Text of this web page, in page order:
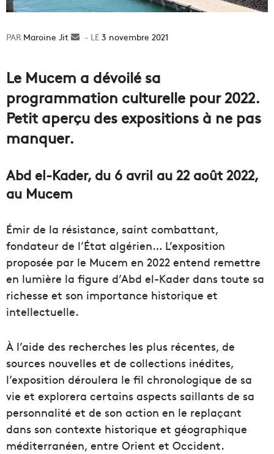
Maroine Jit
Envoyer3 novembre 2021
Le Mucem a dévoilé sa
programmation culturelle pour 2022.
Petit aperçu des expositions à ne pas
manquer.
Abd el-Kader, du 6 avril au 22 août 2022,
au Mucem
Émir de la résistance, saint combattant,
fondateur de l’État algérien… L’exposition
proposée par le Mucem en 2022 entend remettre
en lumière la figure d’Abd el-Kader dans toute sa
richesse et son importance historique et
intellectuelle.
À l’aide des recherches les plus récentes, de
sources nouvelles et de collections inédites,
l’exposition déroulera le fil chronologique de sa
vie et explorera certains aspects saillants de sa
personnalité et de son action en le replaçant
dans son contexte historique et géographique
méditerranéen, entre Orient et Occident.